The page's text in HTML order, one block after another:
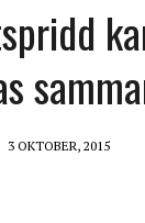
3 OKTOBER, 2015